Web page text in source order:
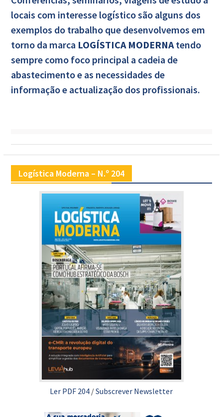
locais com interesse logístico são alguns dos
exemplos do trabalho que desenvolvemos em
torno da marca LOGÍSTICA MODERNAtendo
sempre como foco principal a cadeia de
abastecimento e as necessidades de
informação e actualização dos profissionais.
Logística Moderna – N.º 204
Ler PDF 204 /Subscrever Newsletter